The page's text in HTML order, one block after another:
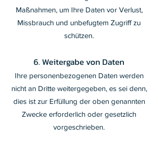
Maßnahmen, um Ihre Daten vor Verlust,
Missbrauch und unbefugtem Zugriff zu
schützen.
6. Weitergabe von Daten
Ihre personenbezogenen Daten werden
nicht an Dritte weitergegeben, es sei denn,
dies ist zur Erfüllung der oben genannten
Zwecke erforderlich oder gesetzlich
vorgeschrieben.